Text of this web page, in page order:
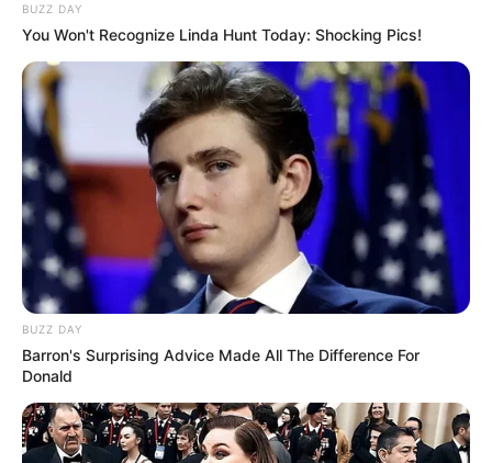
BUZZ DAY
You Won't Recognize Linda Hunt Today: Shocking Pics!
BUZZ DAY
Barron's Surprising Advice Made All The Difference For
Donald